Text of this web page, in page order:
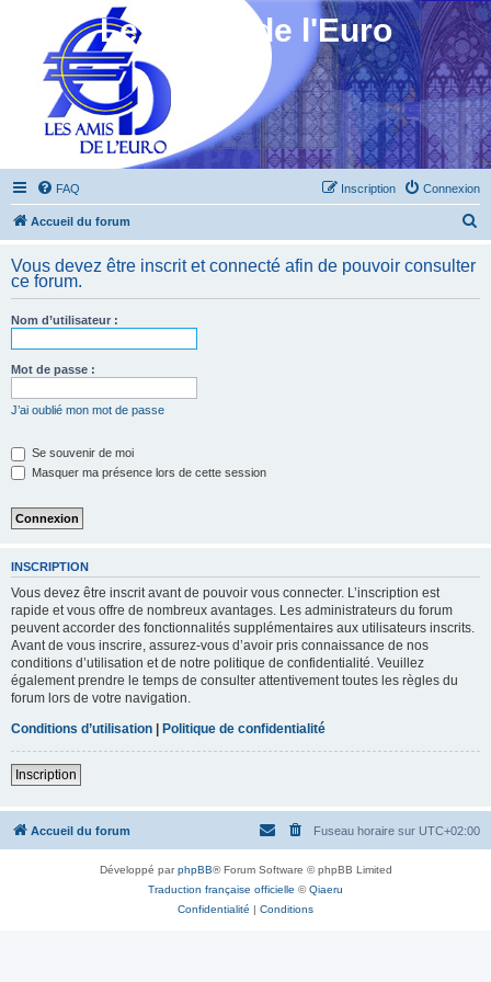
Les Amis de l'Euro
FAQ Connexion
Inscription
Accueil du forum
h
Vous devez être inscrit et connecté afin de pouvoir consulter
ce forum.
Nom d’utilisateur :
Mot de passe :
J’ai oublié mon mot de passe
Se souvenir de moi
Masquer ma présence lors de cette session
INSCRIPTION
Vous devez être inscrit avant de pouvoir vous connecter. L’inscription est
rapide et vous offre de nombreux avantages. Les administrateurs du forum
peuvent accorder des fonctionnalités supplémentaires aux utilisateurs inscrits.
Avant de vous inscrire, assurez-vous d’avoir pris connaissance de nos
conditions d’utilisation et de notre politique de confidentialité. Veuillez
également prendre le temps de consulter attentivement toutes les règles du
forum lors de votre navigation.
Conditions d’utilisation | Politique de confidentialité
Inscription
Accueil du forum Fuseau horaire sur UTC+02:00
Développé parphpBB® Forum Software © phpBB Limited
Traduction française officielle ©Qiaeru
Confidentialité | Conditions